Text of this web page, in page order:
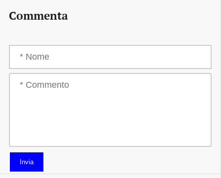
Commenta
Invia